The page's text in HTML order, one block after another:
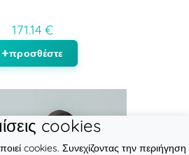
171.14 €
προσθέστε
cookies
cookies. Συνεχίζοντας την περιήγηση